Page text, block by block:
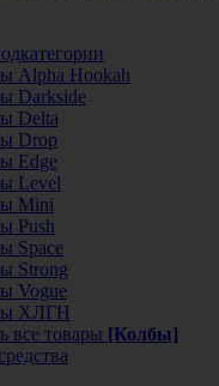
Alpha Hookah
Darkside
Delta
Drop
Edge
Level
Mini
Push
Space
Strong
Vogue
ХЛГН
все товары [Колбы]